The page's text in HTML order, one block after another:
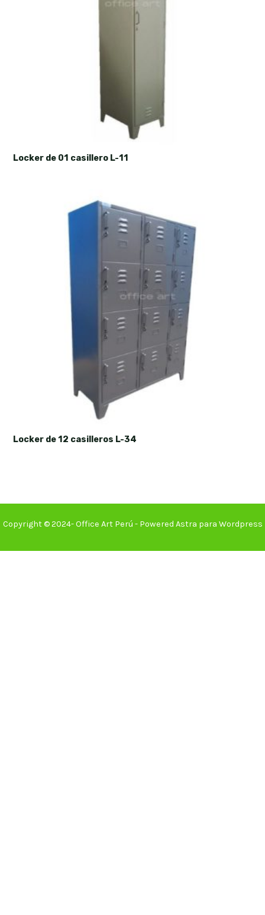
Locker de 01 casillero L-11
Locker de 12 casilleros L-34
Copyright © 2024- Office Art Perú - Powered Astra para Wordpress